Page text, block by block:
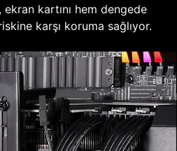
ekran kartını hem dengede
karşı koruma sağlıyor.